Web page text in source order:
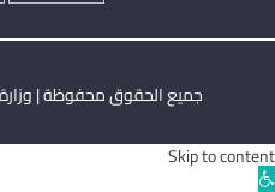
جميع الحقوق محفوظة | وزارة
Skip to content
Open